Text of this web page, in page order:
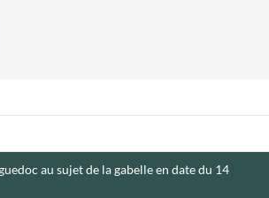
au sujet de la gabelle en date du 14